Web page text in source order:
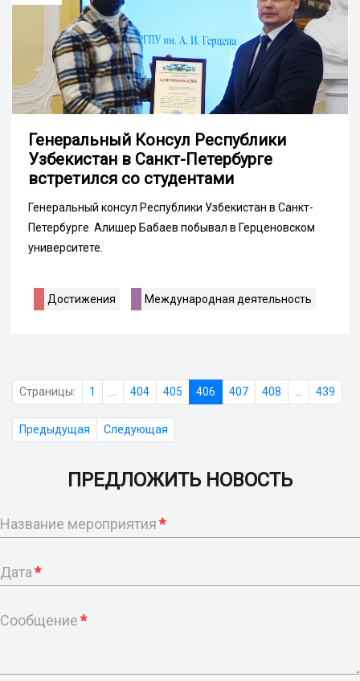
Генеральный Консул Республики
Узбекистан в Санкт-Петербурге
встретился со студентами
Генеральный консул Республики Узбекистан в Санкт-
Петербурге Алишер Бабаев побывал в Герценовском
университете.
Достижения Международная деятельность
Страницы: 1 404 405 406 407 408 439
Предыдущая Следующая
ПРЕДЛОЖИТЬ НОВОСТЬ
Название мероприятия*
Дата*
Сообщение*